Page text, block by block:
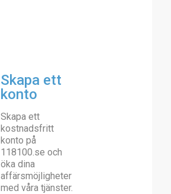
Skapa ett
konto
Skapa ett
kostnadsfritt
konto på
118100.se och
öka dina
affärsmöjligheter
med våra tjänster.